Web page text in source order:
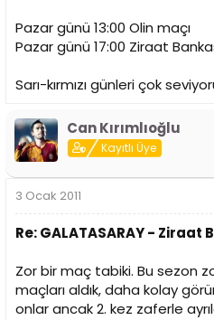
Pazar günü 13:00 Olin maçı
Pazar günü 17:00 Ziraat
Sarı-kırmızı günleri çok
Can Kırımlıoğlu
Kayıtlı Üye
3 Ocak 2011
Re: GALATASARAY - Ziraat
Zor bir maç tabiki. Bu sezon
maçları aldık, daha kolay
onlar ancak 2. kez zaferle